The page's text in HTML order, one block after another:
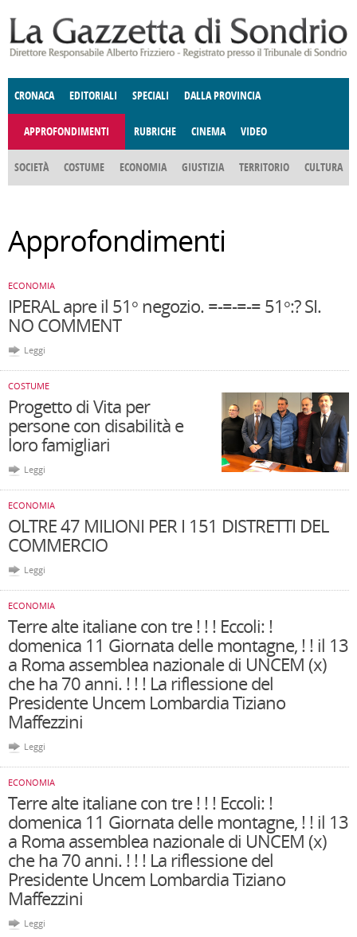
CRONACA EDITORIALI SPECIALI DALLA PROVINCIA
APPROFONDIMENTI
SOCIETÀ COSTUME ECONOMIA GIUSTIZIA TERRITORIO CULTURA
RUBRICHE
DELLE IDEE FATTI DELLO SPIRITO CCCVA
CINEMA VIDEO
Approfondimenti
ECONOMIA
IPERAL apre il 51° negozio. =-=-=-= 51°:? SI.
NO COMMENT
Leggi
COSTUME
Progetto di Vita per
persone con disabilità e
loro famigliari
Leggi
ECONOMIA
OLTRE 47 MILIONI PER I 151 DISTRETTI DEL
COMMERCIO
Leggi
ECONOMIA
Terre alte italiane con tre ! ! ! Eccoli: !
domenica 11 Giornata delle montagne, ! ! il 13
a Roma assemblea nazionale di UNCEM (x)
che ha 70 anni. ! ! ! La riflessione del
Presidente Uncem Lombardia Tiziano
Maffezzini
Leggi
ECONOMIA
Terre alte italiane con tre ! ! ! Eccoli: !
domenica 11 Giornata delle montagne, ! ! il 13
a Roma assemblea nazionale di UNCEM (x)
che ha 70 anni. ! ! ! La riflessione del
Presidente Uncem Lombardia Tiziano
Maffezzini
Leggi